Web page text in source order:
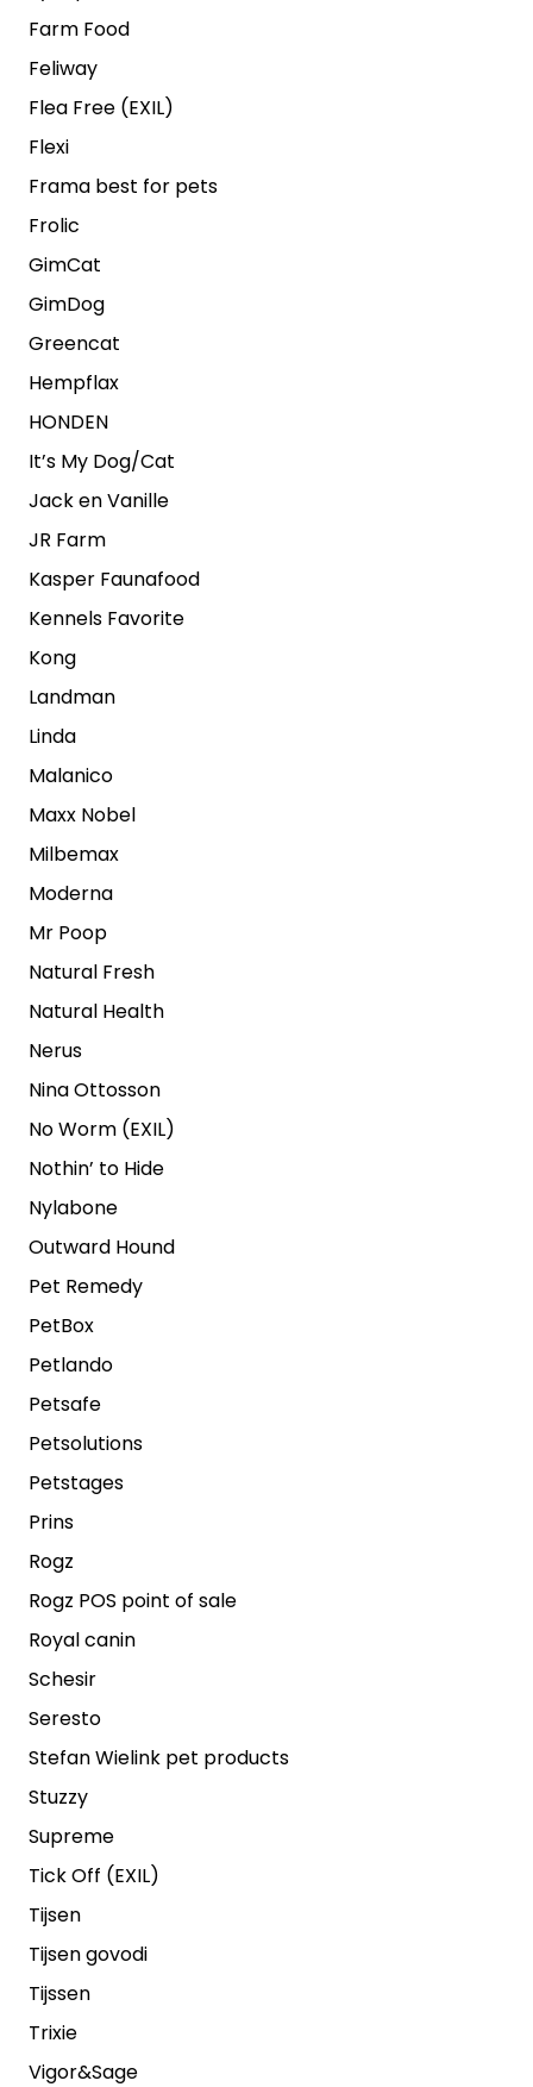
Farm Food
Feliway
Flea Free (EXIL)
Flexi
Frama best for pets
Frolic
GimCat
GimDog
Greencat
Hempflax
HONDEN
It’s My Dog/Cat
Jack en Vanille
JR Farm
Kasper Faunafood
Kennels Favorite
Kong
Landman
Linda
Malanico
Maxx Nobel
Milbemax
Moderna
Mr Poop
Natural Fresh
Natural Health
Nerus
Nina Ottosson
No Worm (EXIL)
Nothin’ to Hide
Nylabone
Outward Hound
Pet Remedy
PetBox
Petlando
Petsafe
Petsolutions
Petstages
Prins
Rogz
Rogz POS point of sale
Royal canin
Schesir
Seresto
Stefan Wielink pet products
Stuzzy
Supreme
Tick Off (EXIL)
Tijsen
Tijsen govodi
Tijssen
Trixie
Vigor&Sage